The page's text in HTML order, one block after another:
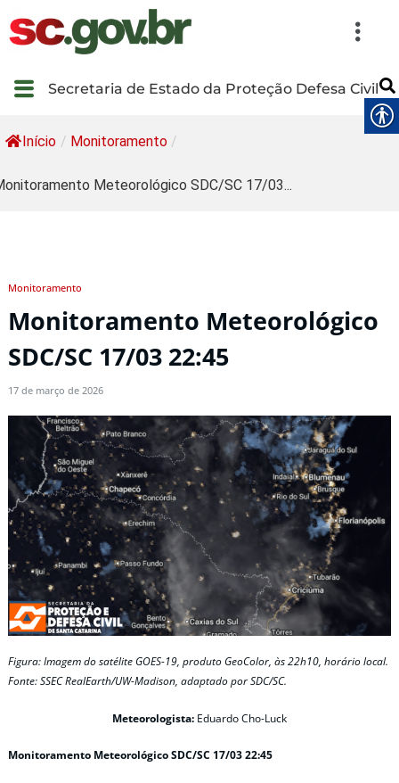
Secretaria de Estado da Proteção Defesa Civil
Início / Monitoramento /
Meteorológico SDC/SC 17/03...
Monitoramento
Monitoramento Meteorológico
SDC/SC 17/03 22:45
17 de março de 2026
Figura: Imagem do satélite GOES-19, produto GeoColor, às 22h10, horário local.
Fonte: SSEC RealEarth/UW-Madison, adaptado por SDC/SC.
Meteorologista: Eduardo Cho-Luck
Monitoramento Meteorológico SDC/SC 17/03 22:45